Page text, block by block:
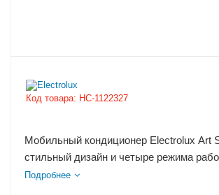
Код товара: НС-1122327
Мобильный кондиционер Electrolux Art
стильный дизайн и четыре режима работы –
Подробнее